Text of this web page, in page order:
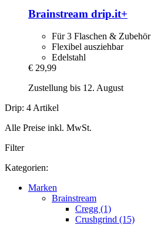
Brainstream drip.it+
Für 3 Flaschen & Zubehör
Flexibel ausziehbar
Edelstahl
€ 29,99
Zustellung bis 12. August
Drip: 4 Artikel
Alle Preise inkl. MwSt.
Filter
Kategorien:
Marken
Brainstream
Cregg (1)
Crushgrind (15)